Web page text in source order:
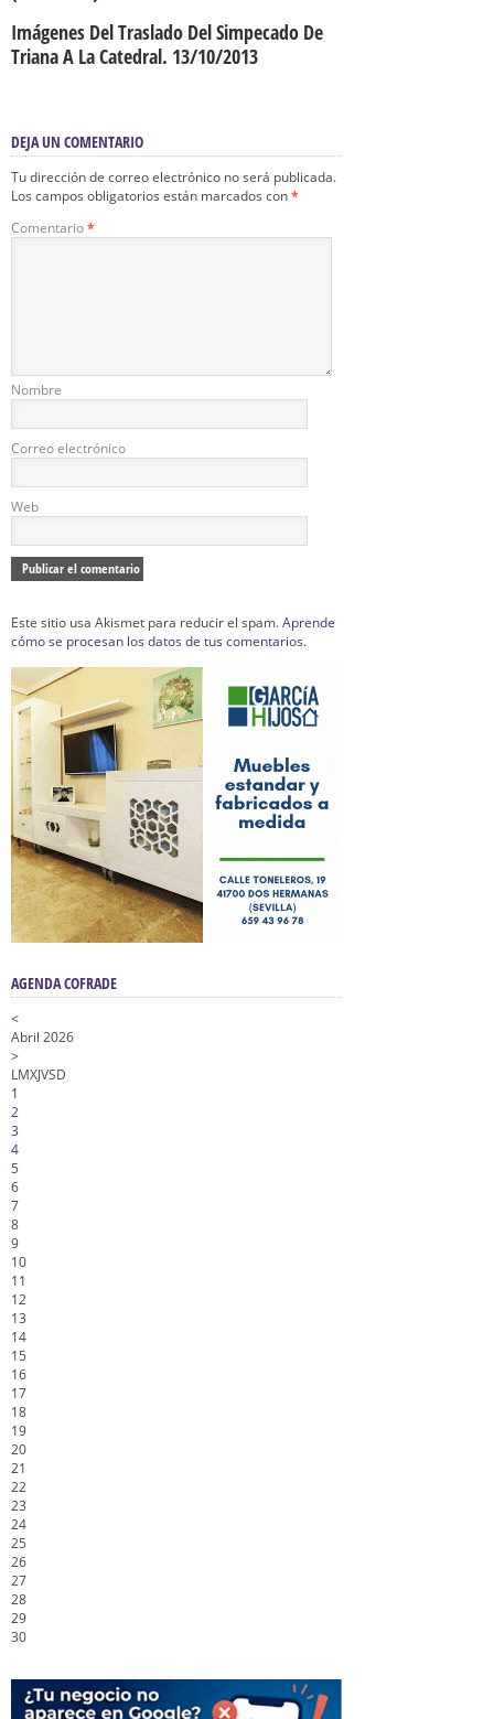
Imágenes Del Traslado Del Simpecado De
Triana A La Catedral. 13/10/2013
DEJA UN COMENTARIO
Tu dirección de correo electrónico no será publicada.
Los campos obligatorios están marcados con*
Comentario*
Nombre
Correo electrónico
Web
Este sitio usa Akismet para reducir el spam.Aprende
cómo se procesan los datos de tus comentarios.
AGENDA COFRADE
<
Abril 2026
>
LMXJVSD
1
2
3
4
5
6
7
8
9
10
11
12
13
14
15
16
17
18
19
20
21
22
23
24
25
26
27
28
29
30